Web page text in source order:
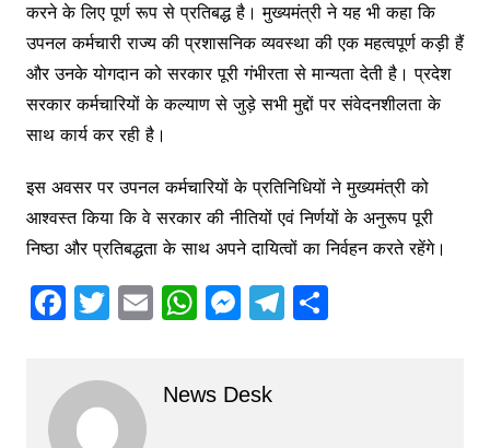
करने के लिए पूर्ण रूप से प्रतिबद्ध है। मुख्यमंत्री ने यह भी कहा कि
उपनल कर्मचारी राज्य की प्रशासनिक व्यवस्था की एक महत्वपूर्ण कड़ी हैं
और उनके योगदान को सरकार पूरी गंभीरता से मान्यता देती है। प्रदेश
सरकार कर्मचारियों के कल्याण से जुड़े सभी मुद्दों पर संवेदनशीलता के
साथ कार्य कर रही है।
इस अवसर पर उपनल कर्मचारियों के प्रतिनिधियों ने मुख्यमंत्री को
आश्वस्त किया कि वे सरकार की नीतियों एवं निर्णयों के अनुरूप पूरी
निष्ठा और प्रतिबद्धता के साथ अपने दायित्वों का निर्वहन करते रहेंगे।
F
c
e
T
itt
er
E W
s
M
s
T S
News Desk